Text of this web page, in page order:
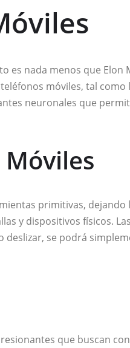
es nada menos que Elon
móviles, tal como
neuronales que
primitivas, dejando
y dispositivos físicos. Las
deslizar, se podrá
que buscan